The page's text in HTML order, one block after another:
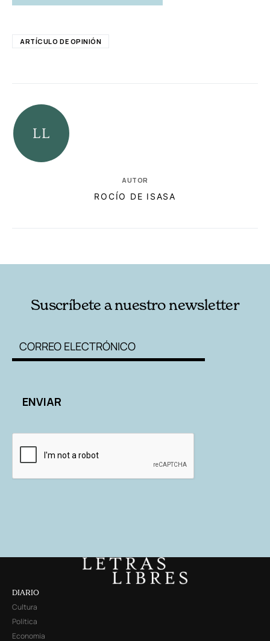
ARTÍCULO DE OPINIÓN
AUTOR
ROCÍO DE ISASA
Suscríbete a nuestro newsletter
DIARIO
Cultura
Política
Economía